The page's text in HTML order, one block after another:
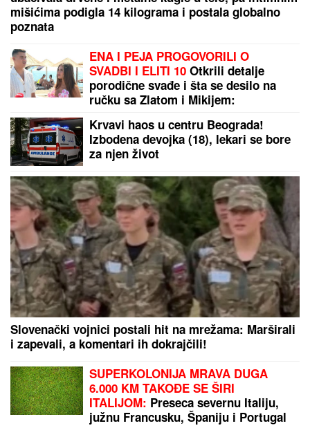
VELIKO ARHEOLOŠKO OTKRIĆE:Pronađeni ostaci
potonulog starorimskog broda sa 100 amfora u
vodama Sicilije
DOKTOR ČUBRILOkaže da je ovo UBEDLJIVO
NAJZDRAVIJA HRANA NA SVETU, a evo koju
namirnicu nikada NE JEDE: "I moja baba je to znala,
a možda vam zvuči suludo"